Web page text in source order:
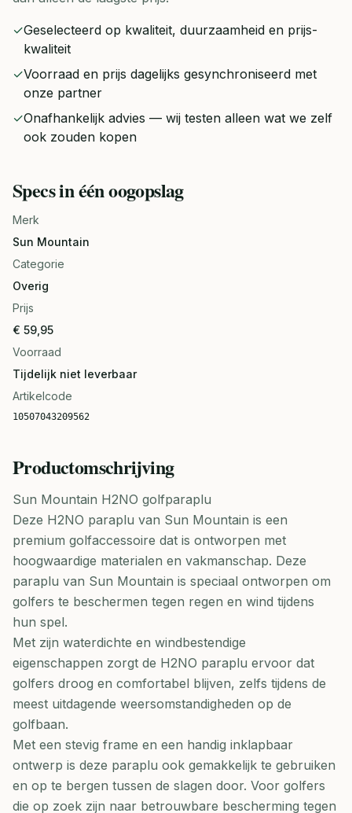
✓Geselecteerd op kwaliteit, duurzaamheid en prijs-
kwaliteit
✓Voorraad en prijs dagelijks gesynchroniseerd met
onze partner
✓Onafhankelijk advies — wij testen alleen wat we zelf
ook zouden kopen
Specs in één oogopslag
Merk
Sun Mountain
Categorie
Overig
Prijs
€ 59,95
Voorraad
Tijdelijk niet leverbaar
Artikelcode
10507043209562
Productomschrijving
Sun Mountain H2NO golfparaplu
Deze H2NO paraplu van Sun Mountain is een
premium golfaccessoire dat is ontworpen met
hoogwaardige materialen en vakmanschap. Deze
paraplu van Sun Mountain is speciaal ontworpen om
golfers te beschermen tegen regen en wind tijdens
hun spel.
Met zijn waterdichte en windbestendige
eigenschappen zorgt de H2NO paraplu ervoor dat
golfers droog en comfortabel blijven, zelfs tijdens de
meest uitdagende weersomstandigheden op de
golfbaan.
Met een stevig frame en een handig inklapbaar
ontwerp is deze paraplu ook gemakkelijk te gebruiken
en op te bergen tussen de slagen door. Voor golfers
die op zoek zijn naar betrouwbare bescherming tegen